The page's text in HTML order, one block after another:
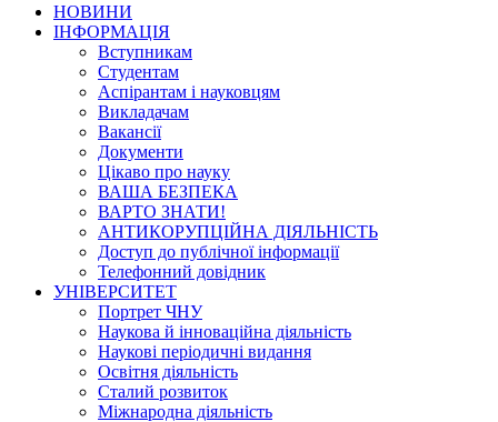
НОВИНИ
ІНФОРМАЦІЯ
Вступникам
Студентам
Аспірантам і науковцям
Викладачам
Вакансії
Документи
Цікаво про науку
ВАША БЕЗПЕКА
ВАРТО ЗНАТИ!
АНТИКОРУПЦІЙНА ДІЯЛЬНІСТЬ
Доступ до публічної інформації
Телефонний довідник
УНІВЕРСИТЕТ
Портрет ЧНУ
Наукова й інноваційна діяльність
Наукові періодичні видання
Освітня діяльність
Сталий розвиток
Міжнародна діяльність